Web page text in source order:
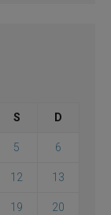
S D
5 6
12 13
19 20